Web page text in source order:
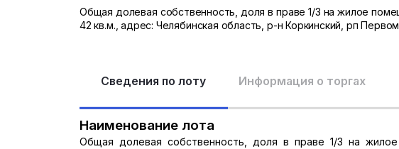
Общая долевая собственность, доля в праве 1/3 на жилое
42 кв.м., адрес: Челябинская область, р-н Коркинский, рп
Сведения по лоту Информация о торгах
Наименование лота
Общая долевая собственность, доля в праве 1/3 на